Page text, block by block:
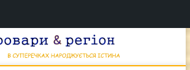
НАРОДЖУЄТЬСЯ